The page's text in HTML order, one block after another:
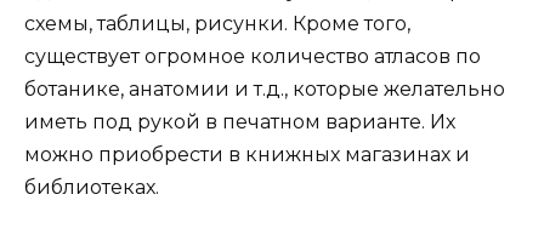
схемы, таблицы, рисунки. Кроме того,
существует огромное количество атласов по
ботанике, анатомии и т.д., которые желательно
иметь под рукой в печатном варианте. Их
можно приобрести в книжных магазинах и
библиотеках.